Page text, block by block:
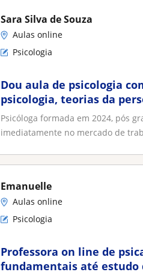
Sara Silva de Souza
Aulas online
Psicologia
Dou aula de psicologia
psicologia, teorias da
humano e psicologia da
Psicóloga formada em 2024, pós
imediatamente no mercado de
Emanuelle
Aulas online
Psicologia
Professora on line de
fundamentais até estudo